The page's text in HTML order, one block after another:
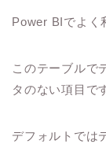
Power BIでよく
このテーブルで
タのない項目で
デフォルトでは